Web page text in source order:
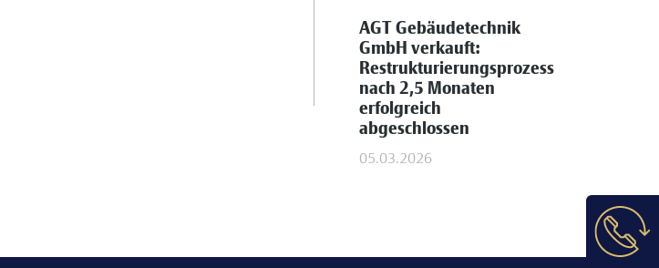
AGT Gebäudetechnik
GmbH verkauft:
Restrukturierungsprozess
nach 2,5 Monaten
erfolgreich
abgeschlossen
05.03.2026